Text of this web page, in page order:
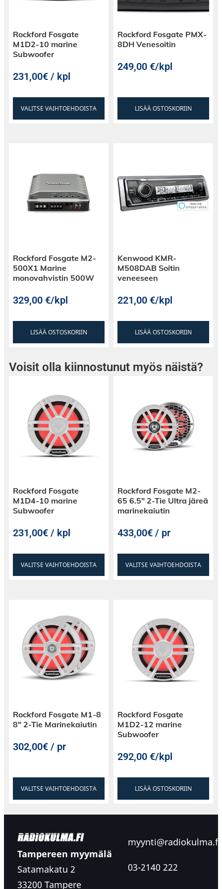
developed, and validated in Tempe, Arizona.
Rockford Fosgate
M1D2-10 marine
Subwoofer
231,00€ / kpl
VALITSE VAIHTOEHDOISTA
Rockford Fosgate PMX-
8DH Venesoitin
249,00€/kpl
LISÄÄ OSTOSKORIIN
Rockford Fosgate M2-
500X1 Marine
monovahvistin 500W
329,00€/kpl
LISÄÄ OSTOSKORIIN
Kenwood KMR-
M508DAB Soitin
veneeseen
221,00€/kpl
LISÄÄ OSTOSKORIIN
Voisit olla kiinnostunut myös näistä?
Rockford Fosgate
M1D4-10 marine
Subwoofer
231,00€ / kpl
VALITSE VAIHTOEHDOISTA
Rockford Fosgate M2-
65 6.5″ 2-Tie Ultra järeä
marinekaiutin
433,00€ / pr
VALITSE VAIHTOEHDOISTA
Rockford Fosgate M1-8
8″ 2-Tie Marinekaiutin
302,00€ / pr
VALITSE VAIHTOEHDOISTA
Rockford Fosgate
M1D2-12 marine
Subwoofer
292,00€/kpl
LISÄÄ OSTOSKORIIN
Tampereen myymälä
Satamakatu 2
33200 Tampere
myynti@radiokulma.fi
03-2140 222